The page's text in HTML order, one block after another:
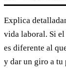
Explica
vida laboral. Si el
es diferente al
y dar un giro a tu